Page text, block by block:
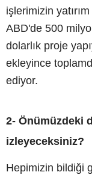
işlerimizin
ABD'de 500
dolarlık proje
ekleyince
ediyor.
2- Önümüzdeki
izleyeceksiniz?
Hepimizin bildiği